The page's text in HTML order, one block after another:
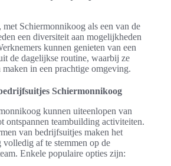
Schiermonnikoog als een van de
een diversiteit aan mogelijkheden
kunnen genieten van een
de dagelijkse routine, waarbij ze
maken in een prachtige omgeving.
Schiermonnikoog
kunnen uiteenlopen van
ontspannen teambuilding activiteiten.
van bedrijfsuitjes maken het
af te stemmen op de
Enkele populaire opties zijn: